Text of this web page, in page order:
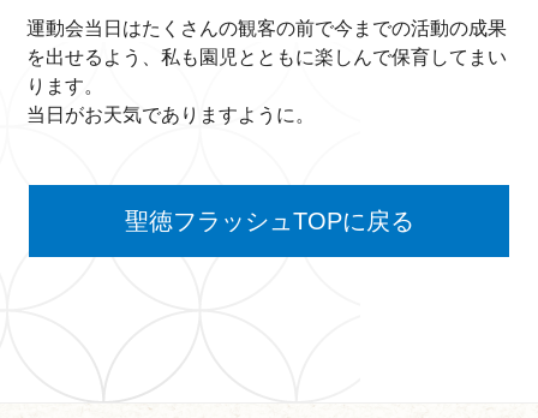
運動会当日はたくさんの観客の前で今までの活動の成果
を出せるよう、私も園児とともに楽しんで保育してまい
ります。
当日がお天気でありますように。
聖徳フラッシュTOPに戻る